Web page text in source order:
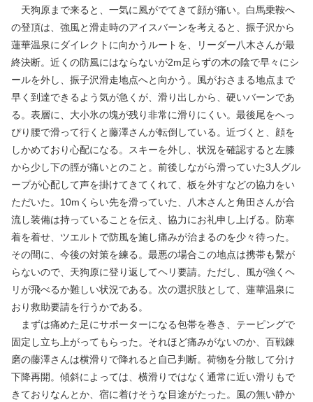
天狗原まで来ると、一気に風がでてきて顔が痛い。白馬乗鞍へ
の登頂は、強風と滑走時のアイスバーンを考えると、振子沢から
蓮華温泉にダイレクトに向かうルートを、リーダー八木さんが最
終決断。近くの防風にはならないが2m足らずの木の陰で早々にシ
ールを外し、振子沢滑走地点へと向かう。風がおさまる地点まで
早く到達できるよう気が急くが、滑り出しから、硬いバーンであ
る。表層に、大小氷の塊が残り非常に滑りにくい。最後尾をへっ
ぴり腰で滑って行くと藤澤さんが転倒している。近づくと、顔を
しかめており心配になる。スキーを外し、状況を確認すると左膝
から少し下の脛が痛いとのこと。前後しながら滑っていた3人グル
ープが心配して声を掛けてきてくれて、板を外すなどの協力をい
ただいた。10mくらい先を滑っていた、八木さんと角田さんが合
流し装備は持っていることを伝え、協力にお礼申し上げる。防寒
着を着せ、ツエルトで防風を施し痛みが治まるのを少々待った。
その間に、今後の対策を練る。最悪の場合この地点は携帯も繫が
らないので、天狗原に登り返してヘリ要請。ただし、風が強くヘ
リが飛べるか難しい状況である。次の選択肢として、蓮華温泉に
おり救助要請を行うかである。
まずは痛めた足にサポーターになる包帯を巻き、テーピングで
固定し立ち上がってもらった。それほど痛みがないのか、百戦錬
磨の藤澤さんは横滑りで降れると自己判断。荷物を分散して分け
下降再開。傾斜によっては、横滑りではなく通常に近い滑りもで
きておりなんとか、宿に着けそうな目途がたった。風の無い静か